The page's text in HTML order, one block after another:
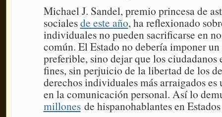
Michael J. Sandel, premio princesa de
socialesde este año, ha reflexionado
individuales no pueden sacrificarse en
común. El Estado no debería imponer
preferible, sino dejar que los ciudadanos
fines, sin perjuicio de la libertad de los
derechos individuales más arraigados es
en la comunicación personal. Así lo
millonesde hispanohablantes en